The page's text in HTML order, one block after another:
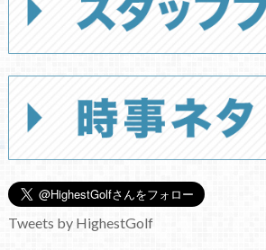
Tweets by HighestGolf